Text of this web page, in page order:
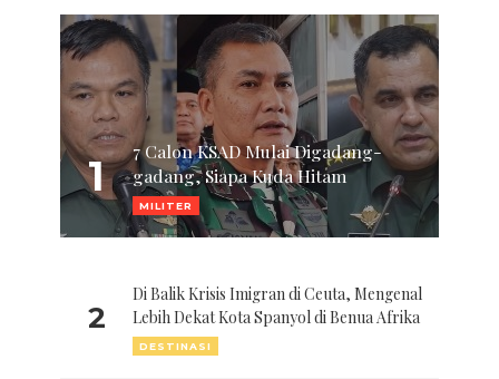
1
7 Calon KSAD Mulai Digadang-
gadang, Siapa Kuda Hitam
MILITER
2
Di Balik Krisis Imigran di Ceuta, Mengenal
Lebih Dekat Kota Spanyol di Benua Afrika
DESTINASI